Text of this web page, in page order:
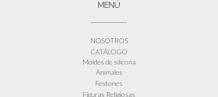
MENÚ
NOSOTROS
CATÁLOGO
Moldes de silicona
Animales
Festones
Figuras Religiosas